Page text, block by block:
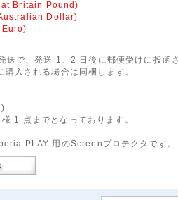
Britain Pound)
Dollar)
送で、発送 1、2 日後に郵便受けに投函
入される場合は同梱します。
1 点までとなっております。
PLAY 用のScreenプロテクタです。